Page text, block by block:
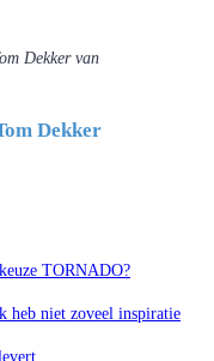
Dekker van
Dekker
TORNADO?
heb niet zoveel inspiratie